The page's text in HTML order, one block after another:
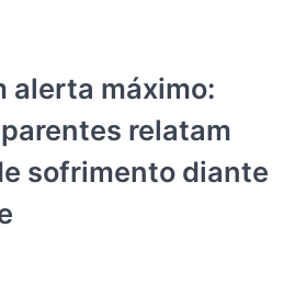
alerta máximo:
relatam
sofrimento diante